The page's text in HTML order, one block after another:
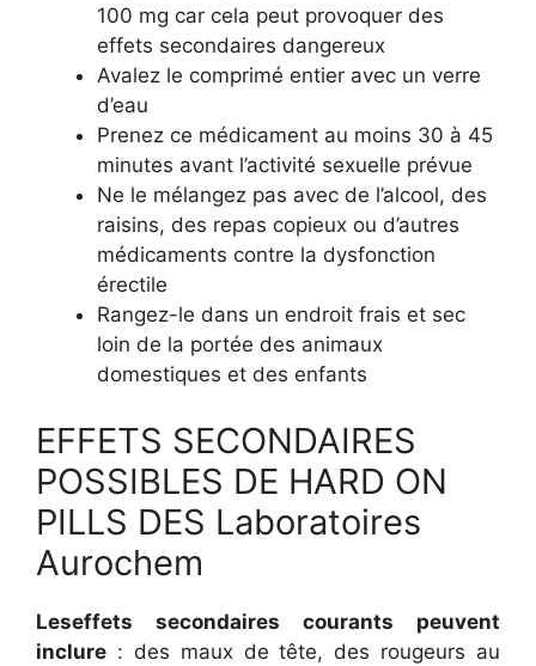
100 mg car cela peut provoquer des
effets secondaires dangereux
Avalez le comprimé entier avec un verre
d’eau
Prenez ce médicament au moins 30 à 45
minutes avant l’activité sexuelle prévue
Ne le mélangez pas avec de l’alcool, des
raisins, des repas copieux ou d’autres
médicaments contre la dysfonction
érectile
Rangez-le dans un endroit frais et sec
loin de la portée des animaux
domestiques et des enfants
EFFETS SECONDAIRES
POSSIBLES DE HARD ON
PILLS DES Laboratoires
Aurochem
Leseffets secondaires courants peuvent
inclure : des maux de tête, des rougeurs au